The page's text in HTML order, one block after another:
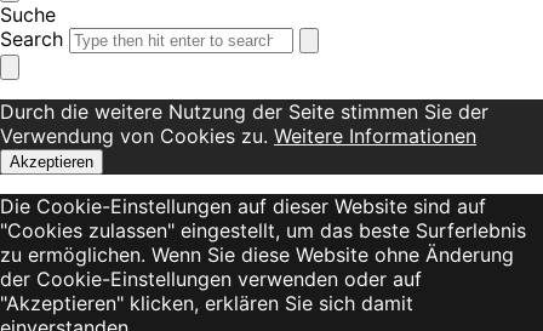
Suche
Search
Durch die weitere Nutzung der Seite stimmen Sie der
Verwendung von Cookies zu. Weitere Informationen
Akzeptieren
Die Cookie-Einstellungen auf dieser Website sind auf
"Cookies zulassen" eingestellt, um das beste Surferlebnis
zu ermöglichen. Wenn Sie diese Website ohne Änderung
der Cookie-Einstellungen verwenden oder auf
"Akzeptieren" klicken, erklären Sie sich damit